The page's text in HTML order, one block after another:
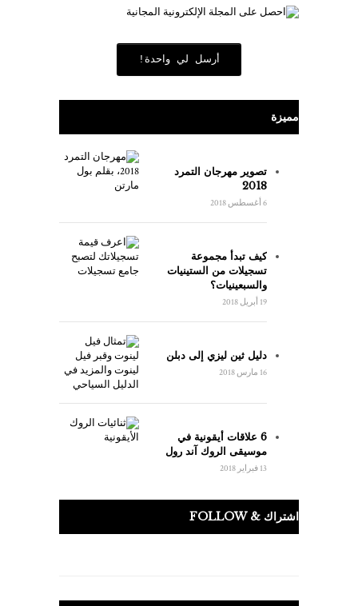
أرسل لي واحدة!
مميزة
تصوير مهرجان التمرد
2018
6 أغسطس 2018
كيف تبدأ مجموعة
تسجيلات من الستينيات
والسبعينيات؟
19 أبريل 2018
دليل ثين ليزي إلى دبلن
16 مارس 2018
6 علاقات أيقونية في
موسيقى الروك آند رول
13 فبراير 2018
اشتراك & FOLLOW